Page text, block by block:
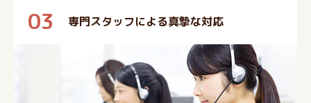
03 専門スタッフによる真摯な対応